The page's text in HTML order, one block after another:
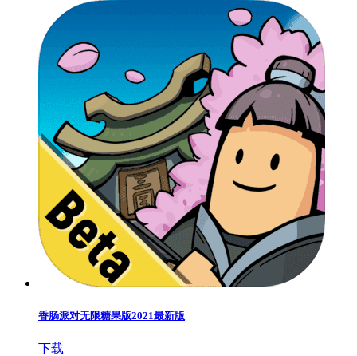
香肠派对无限糖果版2021最新版
下载